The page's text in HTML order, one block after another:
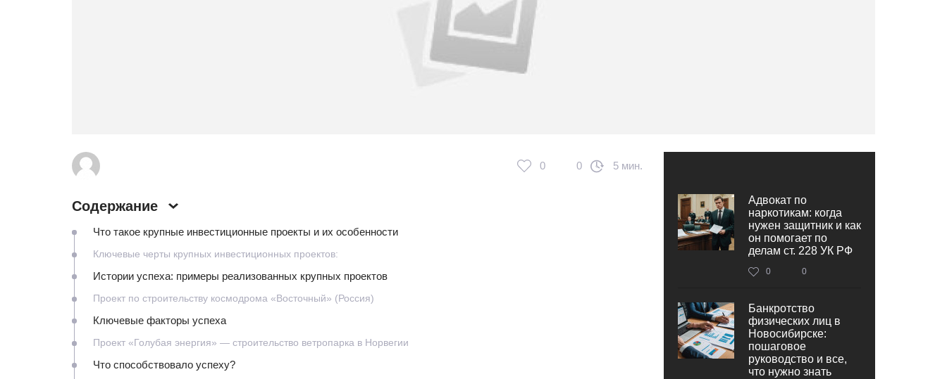
0 0 5 мин.
Содержание
Что такое крупные инвестиционные проекты и их особенности
Ключевые черты крупных инвестиционных проектов:
Истории успеха: примеры реализованных крупных проектов
Проект по строительству космодрома «Восточный» (Россия)
Ключевые факторы успеха
Проект «Голубая энергия» — строительство ветропарка в Норвегии
Что способствовало успеху?
Адвокат по
наркотикам: когда
нужен защитник и как
он помогает по
делам ст. 228 УК РФ
0 0
Банкротство
физических лиц в
Новосибирске:
пошаговое
руководство и все,
что нужно знать